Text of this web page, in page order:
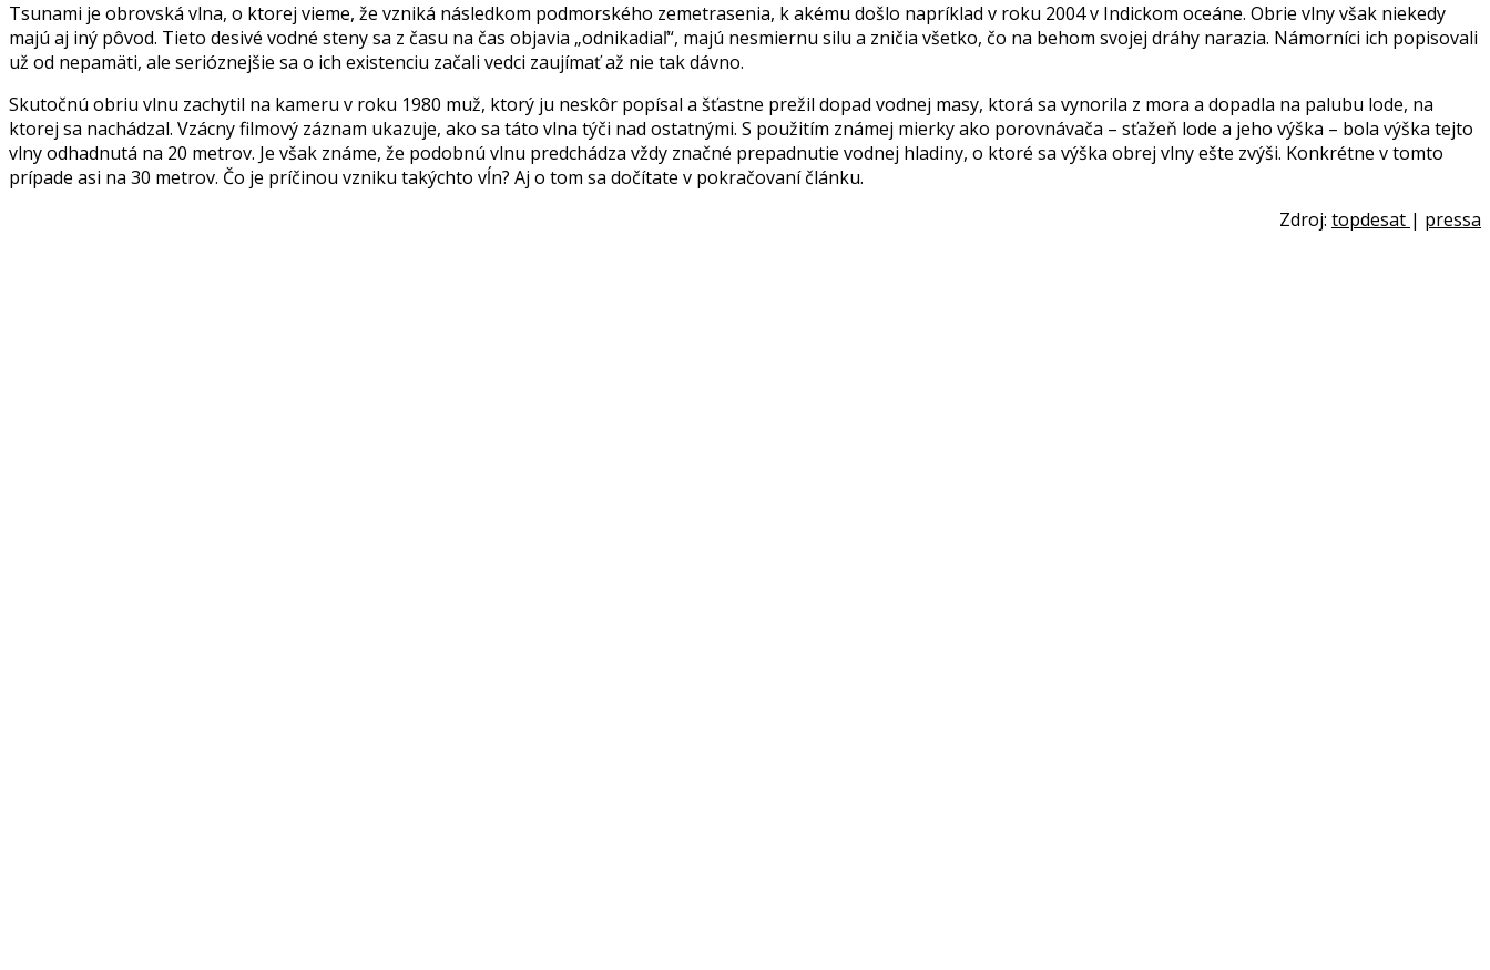
Tsunami je obrovská vlna, o ktorej vieme, že vzniká následkom podmorského zemetrasenia, k akému došlo napríklad v roku 2004 v Indickom oceáne. Obrie vlny však niekedy
majú aj iný pôvod. Tieto desivé vodné steny sa z času na čas objavia „odnikadiaľ“, majú nesmiernu silu a zničia všetko, čo na behom svojej dráhy narazia. Námorníci ich popisovali
už od nepamäti, ale serióznejšie sa o ich existenciu začali vedci zaujímať až nie tak dávno.
Skutočnú obriu vlnu zachytil na kameru v roku 1980 muž, ktorý ju neskôr popísal a šťastne prežil dopad vodnej masy, ktorá sa vynorila z mora a dopadla na palubu lode, na
ktorej sa nachádzal. Vzácny filmový záznam ukazuje, ako sa táto vlna týči nad ostatnými. S použitím známej mierky ako porovnávača – sťažeň lode a jeho výška – bola výška tejto
vlny odhadnutá na 20 metrov. Je však známe, že podobnú vlnu predchádza vždy značné prepadnutie vodnej hladiny, o ktoré sa výška obrej vlny ešte zvýši. Konkrétne v tomto
prípade asi na 30 metrov. Čo je príčinou vzniku takýchto vĺn? Aj o tom sa dočítate v pokračovaní článku.
Zdroj: topdesat | pressa